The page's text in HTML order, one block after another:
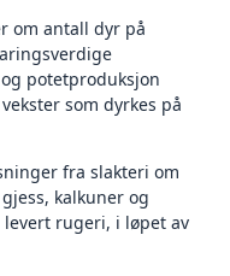
om antall dyr på
potetproduksjon
som dyrkes på
fra slakteri om
kalkuner og
rugeri, i løpet av